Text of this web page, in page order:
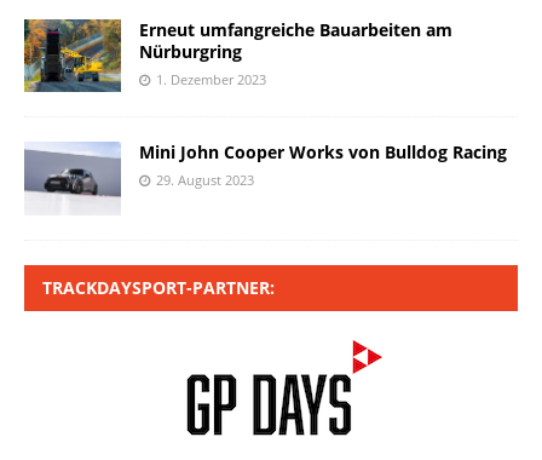
Erneut umfangreiche Bauarbeiten am
Nürburgring
1. Dezember 2023
Mini John Cooper Works von Bulldog Racing
29. August 2023
TRACKDAYSPORT-PARTNER: